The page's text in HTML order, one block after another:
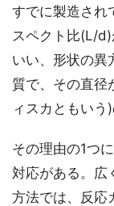
すでに製造され
スペクト比(L/
いい、形状の異
質で、その直径
ィスカともいう
その理由の1つ
対応がある。広
方法では、反応